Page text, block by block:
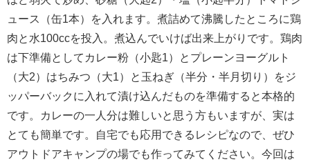
ュース（缶1本）を入れます。煮詰めて沸騰したところに鶏
肉と水100ccを投入。煮込んでいけば出来上がりです。鶏肉
は下準備としてカレー粉（小匙1）とプレーンヨーグルト
（大2）はちみつ（大1）と玉ねぎ（半分・半月切り）をジ
ッパーバックに入れて漬け込んだものを準備すると本格的
です。カレーの一人分は難しいと思う方もいますが、実は
とても簡単です。自宅でも応用できるレシピなので、ぜひ
アウトドアキャンプの場でも作ってみてください。今回は